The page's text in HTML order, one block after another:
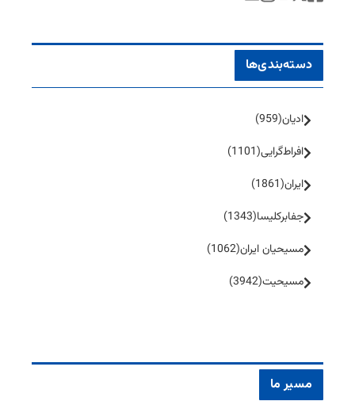
دسته‌بندی‌ها
ادیان(959)
افراط‌گرایی(1101)
ایران(1861)
جفا‌بر‌کلیسا(1343)
مسیحیان ایران(1062)
مسیحیت(3942)
مسیر ما